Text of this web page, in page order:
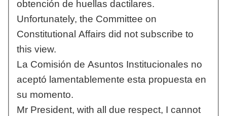
obtención de huellas dactilares.
Unfortunately, the Committee on
Constitutional Affairs did not subscribe to
this view.
La Comisión de Asuntos Institucionales no
aceptó lamentablemente esta propuesta en
su momento.
Mr President, with all due respect, I cannot